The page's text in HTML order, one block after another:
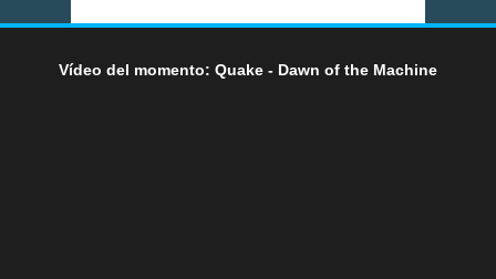
Vídeo del momento: Quake - Dawn of the Machine